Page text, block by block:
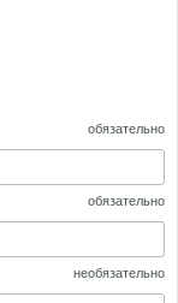
обязательно
обязательно
необязательно